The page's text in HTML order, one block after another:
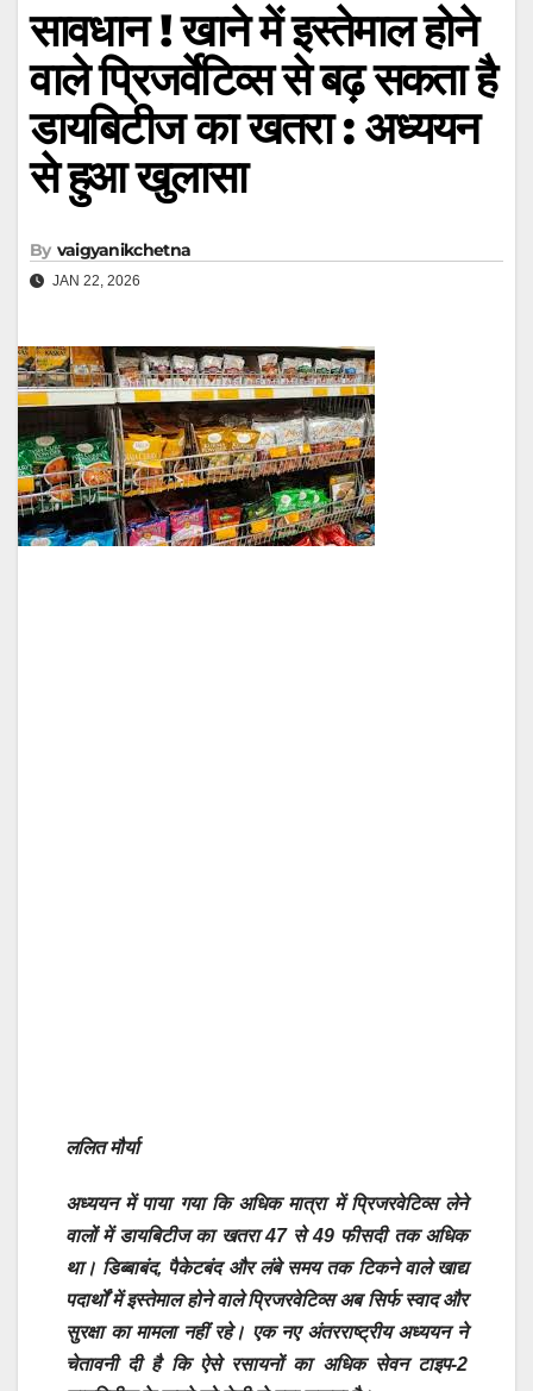
सावधान ! खाने में इस्तेमाल होने
वाले प्रिजर्वेटिव्स से बढ़ सकता है
डायबिटीज का खतरा : अध्ययन
से हुआ खुलासा
By vaigyanikchetna
JAN 22, 2026
ललित मौर्या
अध्ययन में पाया गया कि अधिक मात्रा में प्रिजरवेटिव्स लेने
वालों में डायबिटीज का खतरा 47 से 49 फीसदी तक अधिक
था। डिब्बाबंद, पैकेटबंद और लंबे समय तक टिकने वाले खाद्य
पदार्थों में इस्तेमाल होने वाले प्रिजरवेटिव्स अब सिर्फ स्वाद और
सुरक्षा का मामला नहीं रहे। एक नए अंतरराष्ट्रीय अध्ययन ने
चेतावनी दी है कि ऐसे रसायनों का अधिक सेवन टाइप-2